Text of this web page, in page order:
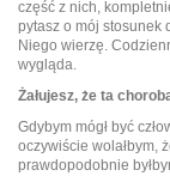
część z nich,
pytasz o mój stosunek
Niego wierzę.
wygląda.
Żałujesz, że ta
Gdybym mógł być
oczywiście wolałbym,
prawdopodobnie